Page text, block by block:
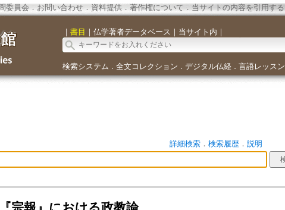
委員会． お問い合わせ． 資料提供． 著作権について．当サイトの内容を引用する
｜ 書目 ｜ 仏学著者データベース ｜ 当サイト内 ｜
検索システム ． 全文コレクション ． デジタル仏経． 言語レッスン
詳細検索． 検索履歴． 説明